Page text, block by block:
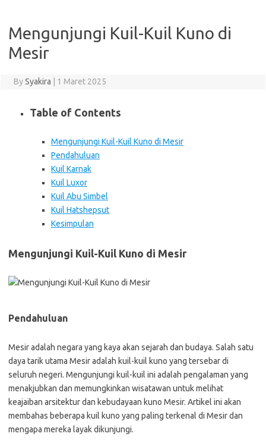
Mengunjungi Kuil-Kuil Kuno di
Mesir
BySyakira 1 Maret 2025
Table of Contents
Mengunjungi Kuil-Kuil Kuno di Mesir
Pendahuluan
Kuil Karnak
Kuil Luxor
Kuil Abu Simbel
Kuil Hatshepsut
Kesimpulan
Mengunjungi Kuil-Kuil Kuno di Mesir
Pendahuluan
Mesir adalah negara yang kaya akan sejarah dan budaya. Salah satu
daya tarik utama Mesir adalah kuil-kuil kuno yang tersebar di
seluruh negeri. Mengunjungi kuil-kuil ini adalah pengalaman yang
menakjubkan dan memungkinkan wisatawan untuk melihat
keajaiban arsitektur dan kebudayaan kuno Mesir. Artikel ini akan
membahas beberapa kuil kuno yang paling terkenal di Mesir dan
mengapa mereka layak dikunjungi.